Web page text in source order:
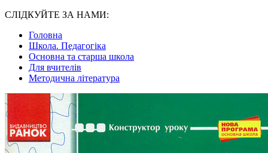
СЛІДКУЙТЕ ЗА НАМИ:
Головна
Школа. Педагогіка
Основна та старша школа
Для вчителів
Методична література